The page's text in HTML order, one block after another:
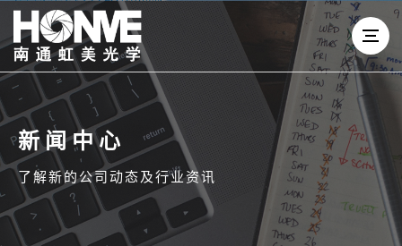
新闻中心
了解新的公司动态及行业资讯